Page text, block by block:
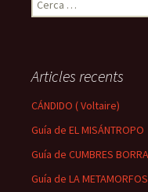
e
:Articles recents
CÁNDIDO ( Voltaire)
Guía de EL MISÁNTROPO
Guía de CUMBRES
Guía de LA